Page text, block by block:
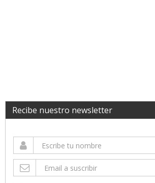
Recibe nuestro newsletter